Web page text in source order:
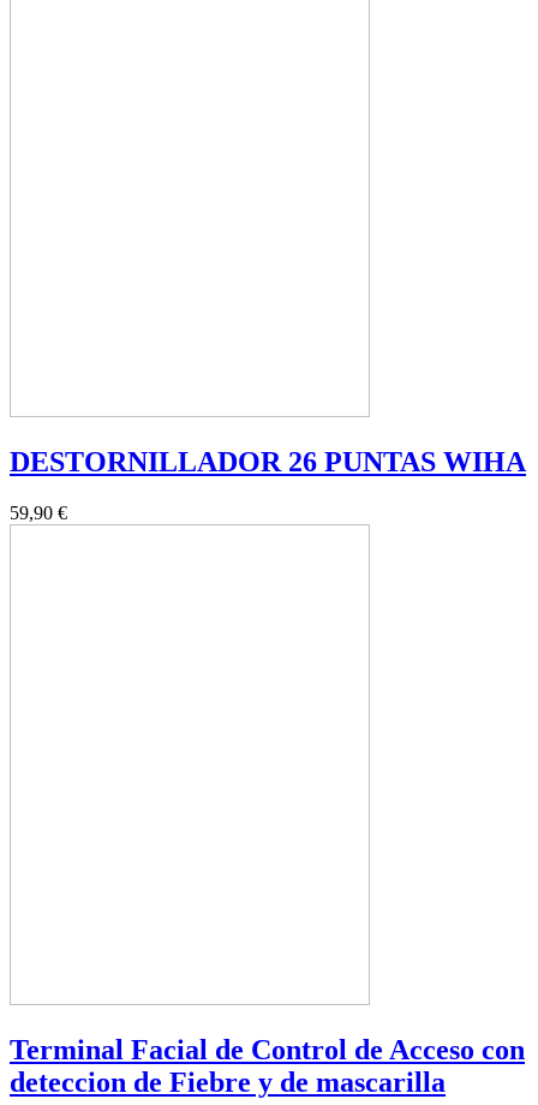
DESTORNILLADOR 26 PUNTAS WIHA
59,90 €
Terminal Facial de Control de Acceso con
deteccion de Fiebre y de mascarilla